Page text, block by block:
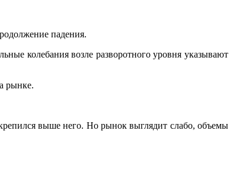
падения.
колебания возле разворотного уровня указывают
рынке.
выше него. Но рынок выглядит слабо, объемы